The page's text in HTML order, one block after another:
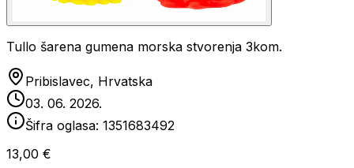
Tullo šarena gumena morska stvorenja 3kom.
Pribislavec, Hrvatska
03. 06. 2026.
Šifra oglasa: 1351683492
13,00 €